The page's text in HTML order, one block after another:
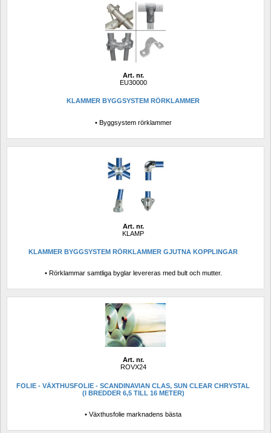
Art. nr.
EU30000
KLAMMER BYGGSYSTEM RÖRKLAMMER
• Byggsystem rörklammer
Art. nr.
KLAMP
KLAMMER BYGGSYSTEM RÖRKLAMMER GJUTNA KOPPLINGAR
• Rörklammar samtliga byglar levereras med bult och mutter.
Art. nr.
ROVX24
FOLIE - VÄXTHUSFOLIE - SCANDINAVIAN CLAS, SUN CLEAR CHRYSTAL
(I BREDDER 6,5 TILL 16 METER)
• Växthusfolie marknadens bästa